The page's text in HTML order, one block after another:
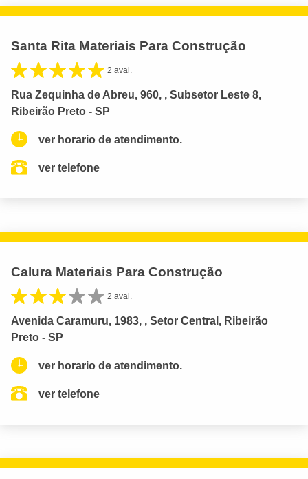
Santa Rita Materiais Para Construção
2 aval.
Rua Zequinha de Abreu, 960, , Subsetor Leste 8,
Ribeirão Preto - SP
ver horario de atendimento.
ver telefone
Calura Materiais Para Construção
2 aval.
Avenida Caramuru, 1983, , Setor Central, Ribeirão
Preto - SP
ver horario de atendimento.
ver telefone